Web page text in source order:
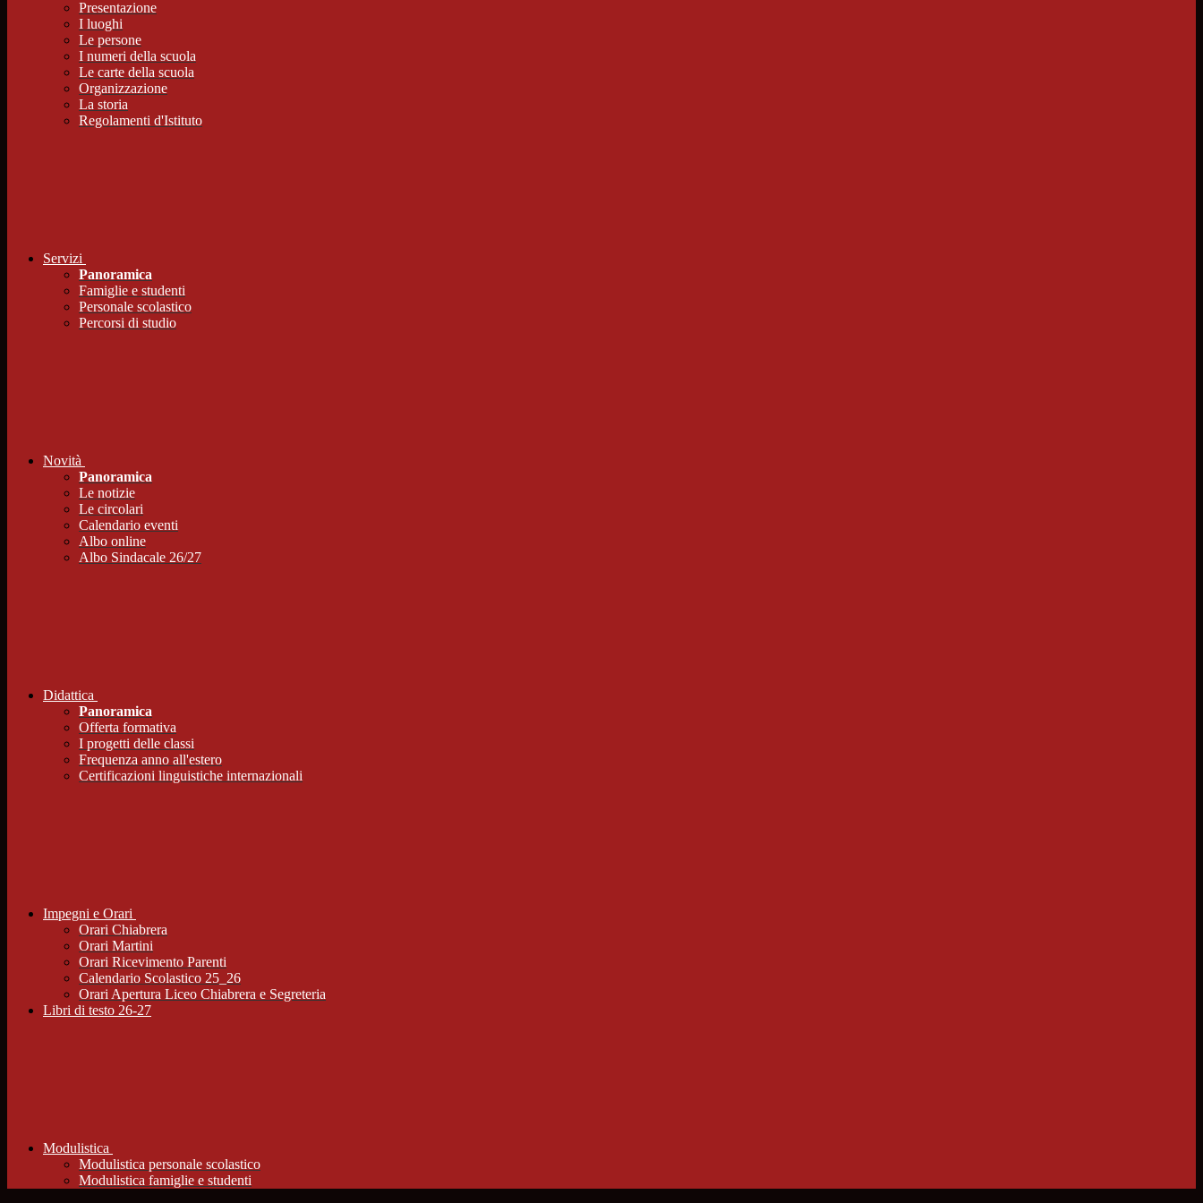
Presentazione
I luoghi
Le persone
I numeri della scuola
Le carte della scuola
Organizzazione
La storia
Regolamenti d'Istituto
Servizi
Panoramica
Famiglie e studenti
Personale scolastico
Percorsi di studio
Novità
Panoramica
Le notizie
Le circolari
Calendario eventi
Albo online
Albo Sindacale 26/27
Didattica
Panoramica
Offerta formativa
I progetti delle classi
Frequenza anno all'estero
Certificazioni linguistiche internazionali
Impegni e Orari
Orari Chiabrera
Orari Martini
Orari Ricevimento Parenti
Calendario Scolastico 25_26
Orari Apertura Liceo Chiabrera e Segreteria
Libri di testo 26-27
Modulistica
Modulistica personale scolastico
Modulistica famiglie e studenti